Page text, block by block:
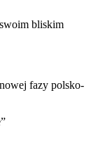
bliskim
fazy polsko-